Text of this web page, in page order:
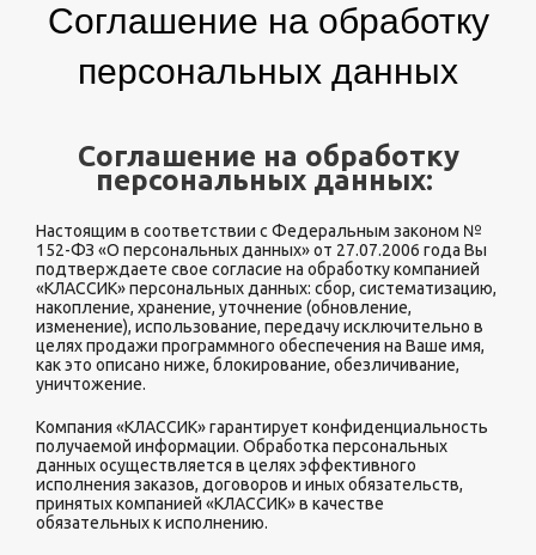
Соглашение на обработку
персональных данных
Соглашение на обработку
персональных данных:
Настоящим в соответствии с Федеральным законом №
152-ФЗ «О персональных данных» от 27.07.2006 года Вы
подтверждаете свое согласие на обработку компанией
«КЛАССИК» персональных данных: сбор, систематизацию,
накопление, хранение, уточнение (обновление,
изменение), использование, передачу исключительно в
целях продажи программного обеспечения на Ваше имя,
как это описано ниже, блокирование, обезличивание,
уничтожение.
Компания «КЛАССИК» гарантирует конфиденциальность
получаемой информации. Обработка персональных
данных осуществляется в целях эффективного
исполнения заказов, договоров и иных обязательств,
принятых компанией «КЛАССИК» в качестве
обязательных к исполнению.